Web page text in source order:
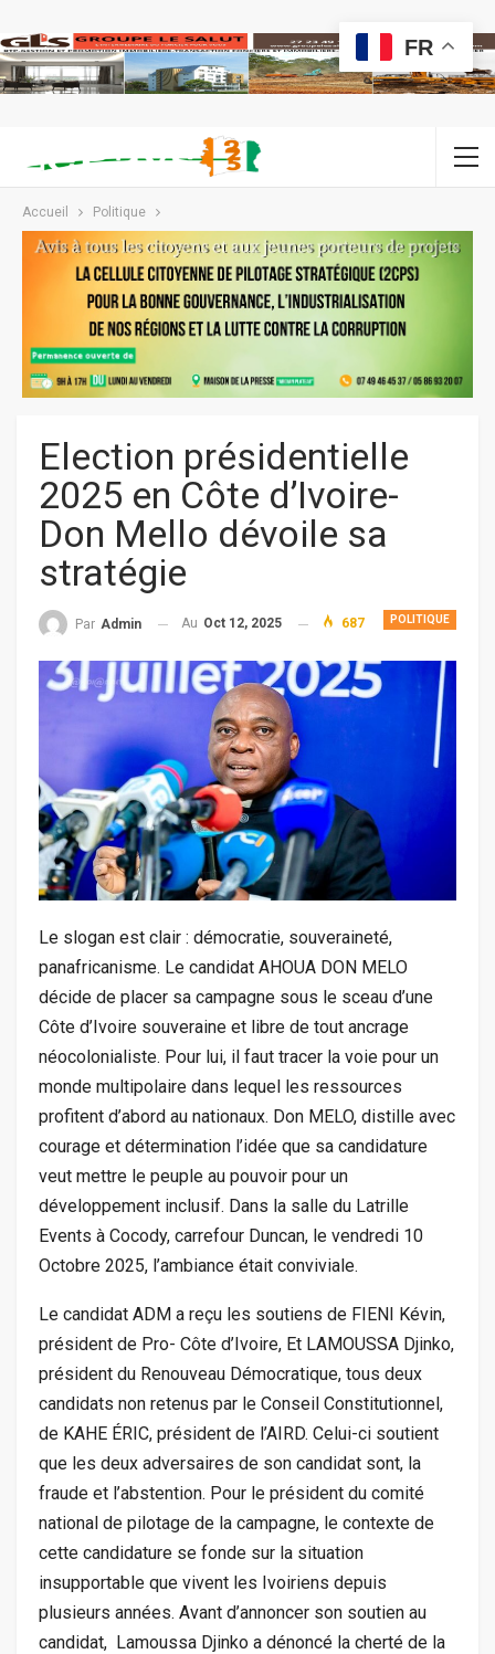
Accueil Politique
Election présidentielle
2025 en Côte d’Ivoire-
Don Mello dévoile sa
stratégie
POLITIQUE
Par Admin Au Oct 12, 2025 687
Le slogan est clair : démocratie, souveraineté,
panafricanisme. Le candidat AHOUA DON MELO
décide de placer sa campagne sous le sceau d’une
Côte d’Ivoire souveraine et libre de tout ancrage
néocolonialiste. Pour lui, il faut tracer la voie pour un
monde multipolaire dans lequel les ressources
profitent d’abord au nationaux. Don MELO, distille avec
courage et détermination l’idée que sa candidature
veut mettre le peuple au pouvoir pour un
développement inclusif. Dans la salle du Latrille
Events à Cocody, carrefour Duncan, le vendredi 10
Octobre 2025, l’ambiance était conviviale.
Le candidat ADM a reçu les soutiens de FIENI Kévin,
président de Pro- Côte d’Ivoire, Et LAMOUSSA Djinko,
président du Renouveau Démocratique, tous deux
candidats non retenus par le Conseil Constitutionnel,
de KAHE ÉRIC, président de l’AIRD. Celui-ci soutient
que les deux adversaires de son candidat sont, la
fraude et l’abstention. Pour le président du comité
national de pilotage de la campagne, le contexte de
cette candidature se fonde sur la situation
insupportable que vivent les Ivoiriens depuis
plusieurs années. Avant d’annoncer son soutien au
candidat, Lamoussa Djinko a dénoncé la cherté de la
FR